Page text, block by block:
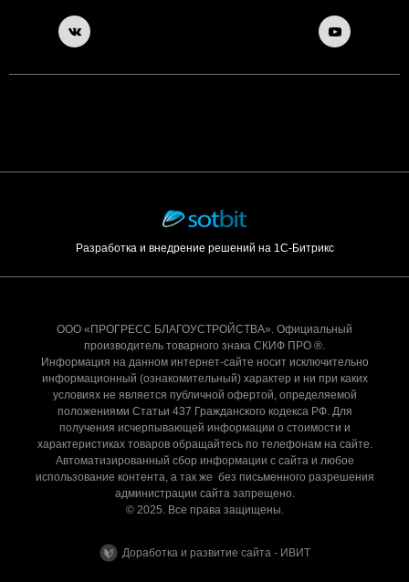
Разработка и внедрение решений на 1С-Битрикс
ООО «ПРОГРЕСС БЛАГОУСТРОЙСТВА». Официальный
производитель товарного знака СКИФ ПРО ®.
Информация на данном интернет-сайте носит исключительно
информационный (ознакомительный) характер и ни при каких
условиях не является публичной офертой, определяемой
положениями Статьи 437 Гражданского кодекса РФ. Для
получения исчерпывающей информации о стоимости и
характеристиках товаров обращайтесь по телефонам на сайте.
Автоматизированный сбор информации с сайта и любое
использование контента, а так же без письменного разрешения
администрации сайта запрещено.
© 2025. Все права защищены.
Доработка и развитие сайта - ИВИТ